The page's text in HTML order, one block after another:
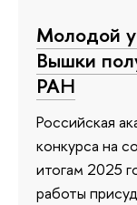
Молодой
Вышки
РАН
Российская
конкурса на
итогам 2025
работы